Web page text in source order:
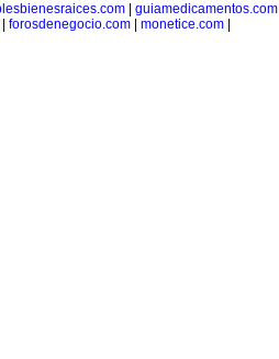
| guiamedicamentos.com|
forosdenegocio.com| monetice.com|